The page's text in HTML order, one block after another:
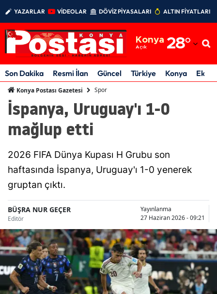
YAZARLAR VİDEOLAR DÖVİZ PİYASALARI ALTIN FİYATLARI
Konya
Açık 28°
Adıyaman
Afyonkarahisar
Amasya
Artvin
Balıkesir
Bilecik
Bingöl
Bitlis
Bolu
Son Dakika Resmi İlan Güncel Türkiye Konya
Konya Postası Gazetesi Spor
İspanya, Uruguay'ı 1-0
mağlup etti
2026 FIFA Dünya Kupası H Grubu son
haftasında İspanya, Uruguay'ı 1-0 yenerek
gruptan çıktı.
BÜŞRA NUR GEÇER
Editör
Yayınlanma
27 Haziran 2026 - 09:21